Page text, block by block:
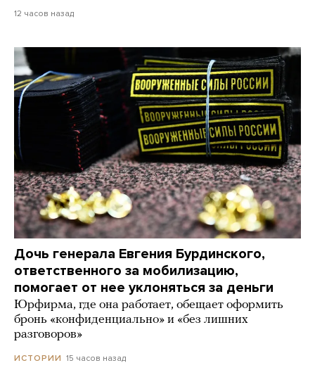
12 часов назад
Дочь генерала Евгения Бурдинского,
ответственного за мобилизацию,
помогает от нее уклоняться за деньги
Юрфирма, где она работает, обещает оформить
бронь «конфиденциально» и «без лишних
разговоров»
ИСТОРИИ 15 часов назад